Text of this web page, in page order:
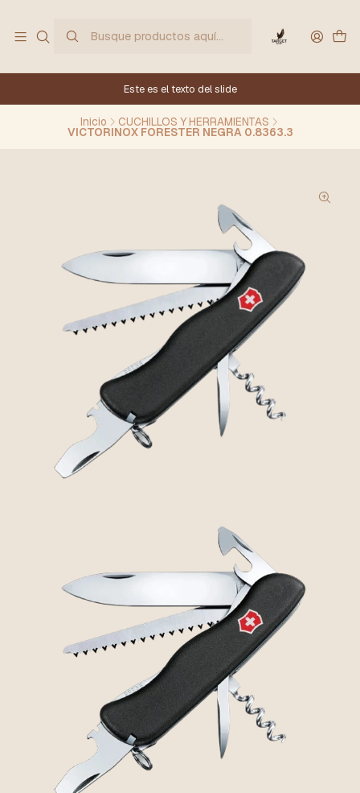
Este es el texto del slide
Inicio CUCHILLOS Y HERRAMIENTAS
VICTORINOX FORESTER NEGRA 0.8363.3